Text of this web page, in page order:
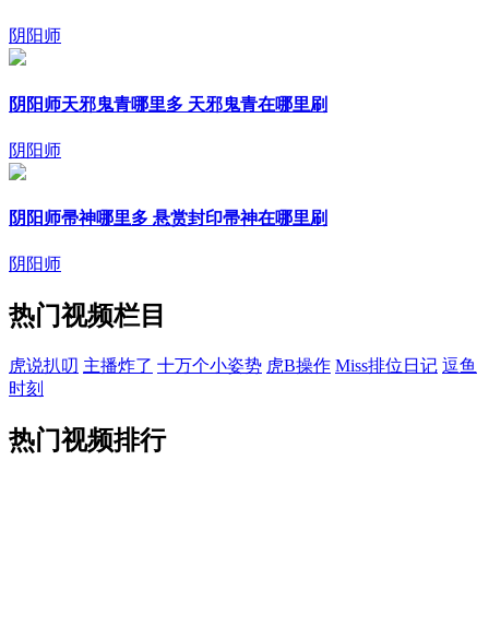
阴阳师
阴阳师天邪鬼青哪里多 天邪鬼青在哪里刷
阴阳师
阴阳师帚神哪里多 悬赏封印帚神在哪里刷
阴阳师
热门视频栏目
虎说扒叨 主播炸了 十万个小姿势 虎B操作 Miss排位日记 逗鱼
时刻
热门视频排行